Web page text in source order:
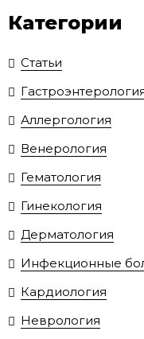
Категории
Статьи
Аллергология
Венерология
Гематология
Гинекология
Дерматология
Инфекционные
Кардиология
Неврология